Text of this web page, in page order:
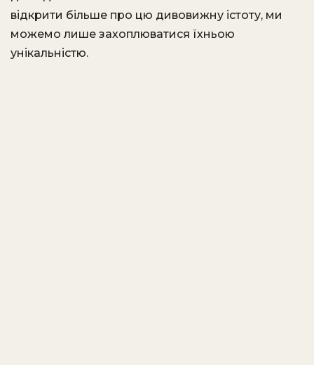
відкрити більше про цю дивовижну істоту, ми
можемо лише захоплюватися їхньою
унікальністю.